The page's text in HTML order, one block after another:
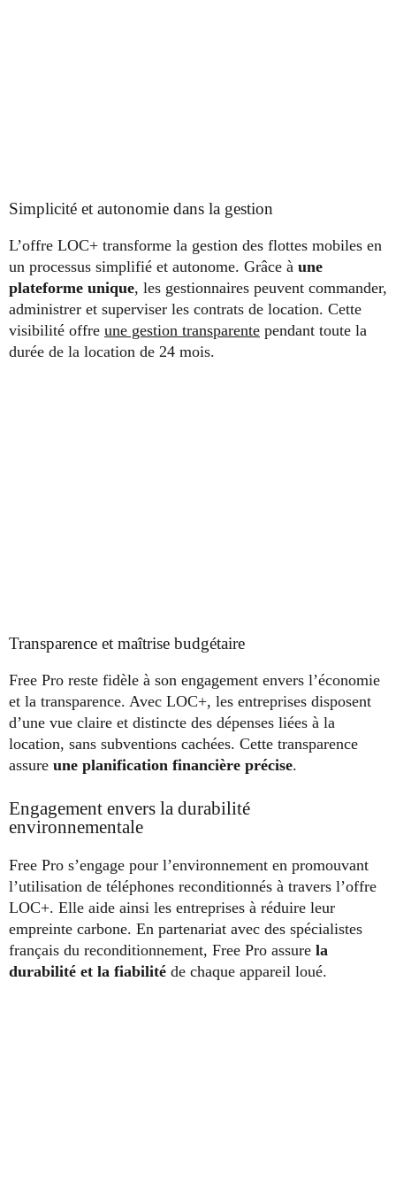
Simplicité et autonomie dans la gestion
L’offre LOC+ transforme la gestion des flottes mobiles en
un processus simplifié et autonome. Grâce à une
plateforme unique, les gestionnaires peuvent commander,
administrer et superviser les contrats de location. Cette
visibilité offre une gestion transparente pendant toute la
durée de la location de 24 mois.
Transparence et maîtrise budgétaire
Free Pro reste fidèle à son engagement envers l’économie
et la transparence. Avec LOC+, les entreprises disposent
d’une vue claire et distincte des dépenses liées à la
location, sans subventions cachées. Cette transparence
assure une planification financière précise.
Engagement envers la durabilité
environnementale
Free Pro s’engage pour l’environnement en promouvant
l’utilisation de téléphones reconditionnés à travers l’offre
LOC+. Elle aide ainsi les entreprises à réduire leur
empreinte carbone. En partenariat avec des spécialistes
français du reconditionnement, Free Pro assure la
durabilité et la fiabilité de chaque appareil loué.